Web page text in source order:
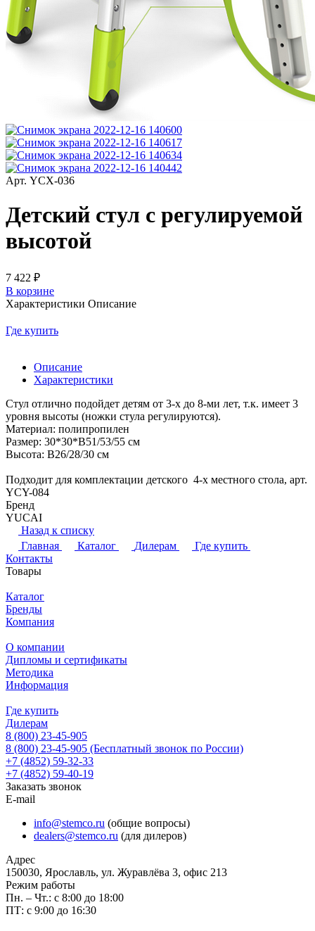
Арт. YCX-036
Детский стул с регулируемой
высотой
7 422 ₽
В корзине
Характеристики Описание
Где купить
Описание
Характеристики
Стул отлично подойдет детям от 3-х до 8-ми лет, т.к. имеет 3
уровня высоты (ножки стула регулируются).
Материал: полипропилен
Размер: 30*30*В51/53/55 см
Высота: В26/28/30 см
Подходит для комплектации детского 4-х местного стола, арт.
YCY-084
Бренд
YUCAI
Назад к списку
Главная
Каталог Дилерам
Где купить
Контакты
Товары
Каталог
Бренды
Компания
О компании
Дипломы и сертификаты
Методика
Информация
Где купить
Дилерам
8 (800) 23-45-905
8 (800) 23-45-905 (Бесплатный звонок по России)
+7 (4852) 59-32-33
+7 (4852) 59-40-19
Заказать звонок
E-mail
info@stemco.ru (общие вопросы)
dealers@stemco.ru (для дилеров)
Адрес
150030, Ярославль, ул. Журавлёва 3, офис 213
Режим работы
Пн. – Чт.: с 8:00 до 18:00
ПТ: с 9:00 до 16:30